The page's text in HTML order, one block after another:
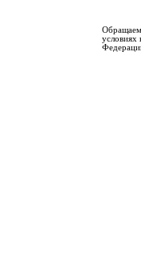
Обращаем
условиях